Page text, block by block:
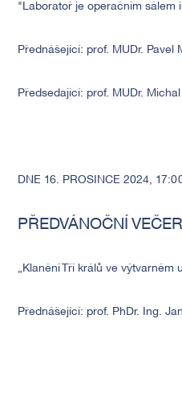
"Laboratoř je operačním sálem
Přednášející: prof. MUDr. Pavel
Předsedající: prof. MUDr.
DNE 16. PROSINCE 2024,
PŘEDVÁNOČNÍ
„Klanění Tří králů ve výtvarném
Přednášející: prof. PhDr. Ing.